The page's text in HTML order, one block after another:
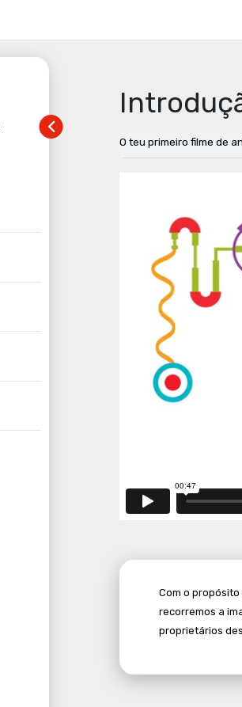
O teu primeiro filme de
Com o
recorremos a
proprietários